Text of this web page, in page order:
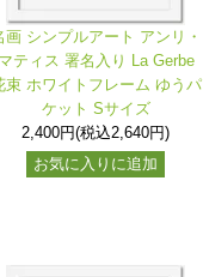
画 シンプルアート アンリ・
マティス 署名入り La Gerbe
束 ホワイトフレーム ゆうパ
ケット Sサイズ
2,400円(税込2,640円)
お気に入りに追加